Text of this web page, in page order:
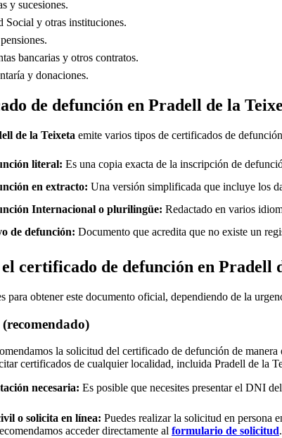
y sucesiones.
Social y otras instituciones.
bancarias y otros contratos.
y donaciones.
de defunción en Pradell de la
de la Teixeta emite varios tipos de certificados de
literal: Es una copia exacta de la inscripción de
en extracto: Una versión simplificada que incluye los
Internacional o plurilingüe: Redactado en varios
de defunción: Documento que acredita que no existe un
certificado de defunción en Pradell
para obtener este documento oficial, dependiendo de la
la solicitud del certificado de defunción de
certificados de cualquier localidad, incluida Pradell de la
necesaria: Es posible que necesites presentar el DNI
o solicita en línea: Puedes realizar la solicitud en persona
acceder directamente al formulario de solicitud.